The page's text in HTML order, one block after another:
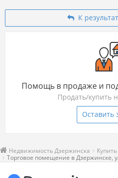
К
Помощь в продаже и
Продать/купить
Оставить
Недвижимость Дзержинска
Торговое помещение в Дзержинске,